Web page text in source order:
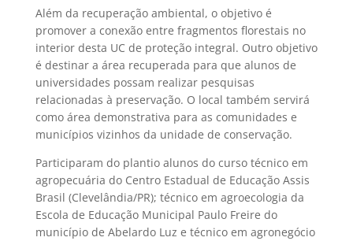
Além da recuperação ambiental, o objetivo é
promover a conexão entre fragmentos florestais no
interior desta UC de proteção integral. Outro objetivo
é destinar a área recuperada para que alunos de
universidades possam realizar pesquisas
relacionadas à preservação. O local também servirá
como área demonstrativa para as comunidades e
municípios vizinhos da unidade de conservação.
Participaram do plantio alunos do curso técnico em
agropecuária do Centro Estadual de Educação Assis
Brasil (Clevelândia/PR); técnico em agroecologia da
Escola de Educação Municipal Paulo Freire do
município de Abelardo Luz e técnico em agronegócio